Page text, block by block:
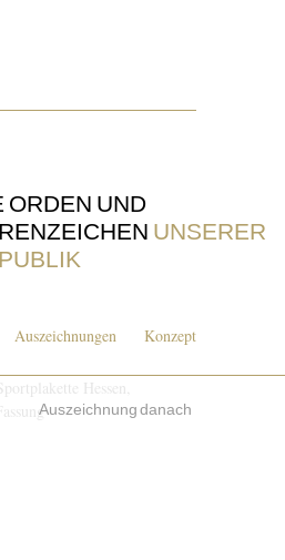
ORDEN UND
UNSERER
Auszeichnungen Konzept
Auszeichnung danach